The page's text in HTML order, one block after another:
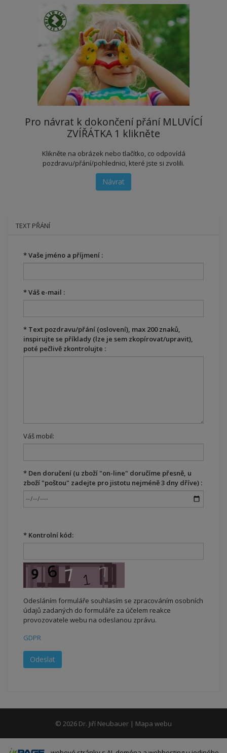
Pro návrat k dokončení přání MLUVÍCÍ
ZVÍŘÁTKA 1 klikněte
Klikněte na obrázek nebo tlačítko, co odpovídá
pozdravu/přání/pohlednici, které jste si zvolili.
Návrat
TEXT PŘÁNÍ
*Vaše jméno a příjmení :
*Váš e-mail :
* Text pozdravu/přání (oslovení), max 200 znaků,
inspirujte se příklady (lze je sem zkopírovat/upravit),
poté pečlivě zkontrolujte :
Váš mobil:
* Den doručení (u zboží "on-line" doručíme přesně, u
zboží "poštou" zadejte pro jistotu nejméně 3 dny dříve) :
* Kontrolní kód:
Odesláním formuláře souhlasím se zpracováním osobních
údajů zadaných do formuláře za účelem reakce
provozovatele webu na odeslanou zprávu.
GDPR
© 2026 Dr. Jiří Neubauer | Mapa webu